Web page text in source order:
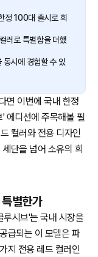
정 100대 출시로 희
러로 특별함을 더했
동시에 경험할 수 있
면 이번에 국내 한정
에디션에 주목해볼 필
컬러와 전용 디자인
단을 넘어 소유의 희
별한가
시브'는 국내 시장을
급되는 이 모델은 파
지 전용 레드 컬러인